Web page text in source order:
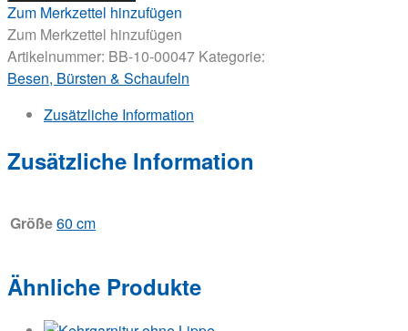
Zum Merkzettel hinzufügen
Zum Merkzettel hinzufügen
Artikelnummer: BB-10-00047 Kategorie:
Besen, Bürsten & Schaufeln
Zusätzliche Information
Zusätzliche Information
Größe60 cm
Ähnliche Produkte